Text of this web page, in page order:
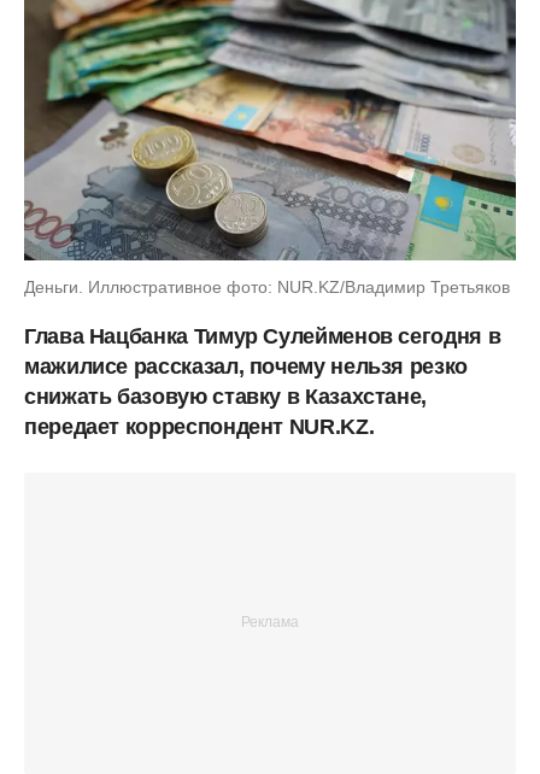
Деньги. Иллюстративное фото: NUR.KZ/Владимир Третьяков
Глава Нацбанка Тимур Сулейменов сегодня в
мажилисе рассказал, почему нельзя резко
снижать базовую ставку в Казахстане,
передает корреспондент NUR.KZ.